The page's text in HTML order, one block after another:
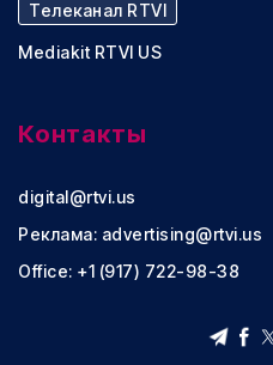
Телеканал RTVI
Mediakit RTVI US
Контакты
digital@rtvi.us
Реклама: advertising@rtvi.us
Office: +1 (917) 722-98-38